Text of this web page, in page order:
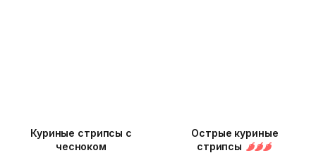
Куриные стрипсы с
чесноком
Острые куриные
стрипсы